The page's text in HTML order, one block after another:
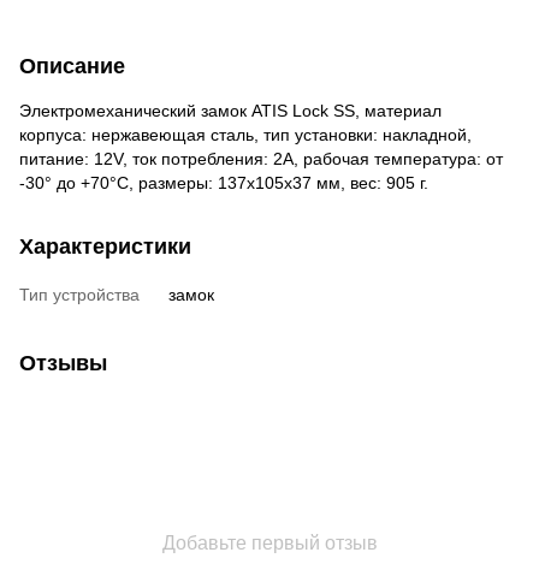
Описание
Электромеханический замок ATIS Lock SS, материал
корпуса: нержавеющая сталь​, тип установки: накладной,
питание: 12V, ток потребления: 2А, рабочая температура: от
-30° до +70°С, размеры: 137х105х37 мм, вес: 905 г.
Характеристики
Тип устройства замок
Отзывы
Добавьте первый отзыв